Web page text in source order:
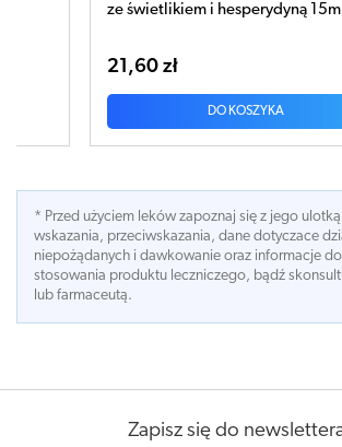
i hesperydyną 15ml
skóry
* Przed użyciem leków zapoznaj się z jego
wskazania, przeciwskazania, dane dotyczace
niepożądanych i dawkowanie oraz informacje
stosowania produktu leczniczego, bądź
lub farmaceutą.
Zapisz się do